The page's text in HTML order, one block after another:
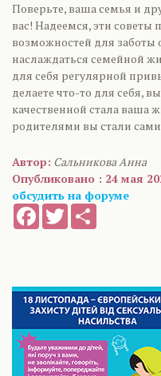
Поверьте, ваша семья и
вас! Надеемся, эти советы
возможностей для заботы
наслаждаться семейной
для себя регулярной
делаете что-то для себя,
качественной стала ваша
родителями вы стали
Автор: Сальникова Анна
Опубликовано : 24 мая
обсудить на форуме
FacebookTwitter